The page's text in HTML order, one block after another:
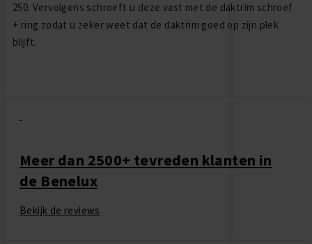
250. Vervolgens schroeft u deze vast met de daktrim schroef
+ ring zodat u zeker weet dat de daktrim goed op zijn plek
blijft.
Meer dan 2500+ tevreden klanten in
de Benelux
Bekijk de reviews